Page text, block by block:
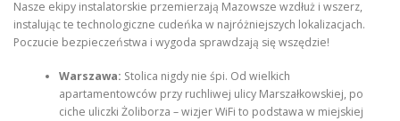
Nasze ekipy instalatorskie przemierzają Mazowsze wzdłuż i wszerz,
instalując te technologiczne cudeńka w najróżniejszych lokalizacjach.
Poczucie bezpieczeństwa i wygoda sprawdzają się wszędzie!
Warszawa: Stolica nigdy nie śpi. Od wielkich
apartamentowców przy ruchliwej ulicy Marszałkowskiej, po
ciche uliczki Żoliborza – wizjer WiFi to podstawa w miejskiej